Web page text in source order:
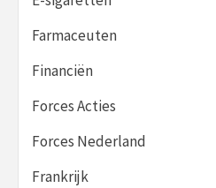
Farmaceuten
Financiën
Forces Acties
Forces Nederland
Frankrijk